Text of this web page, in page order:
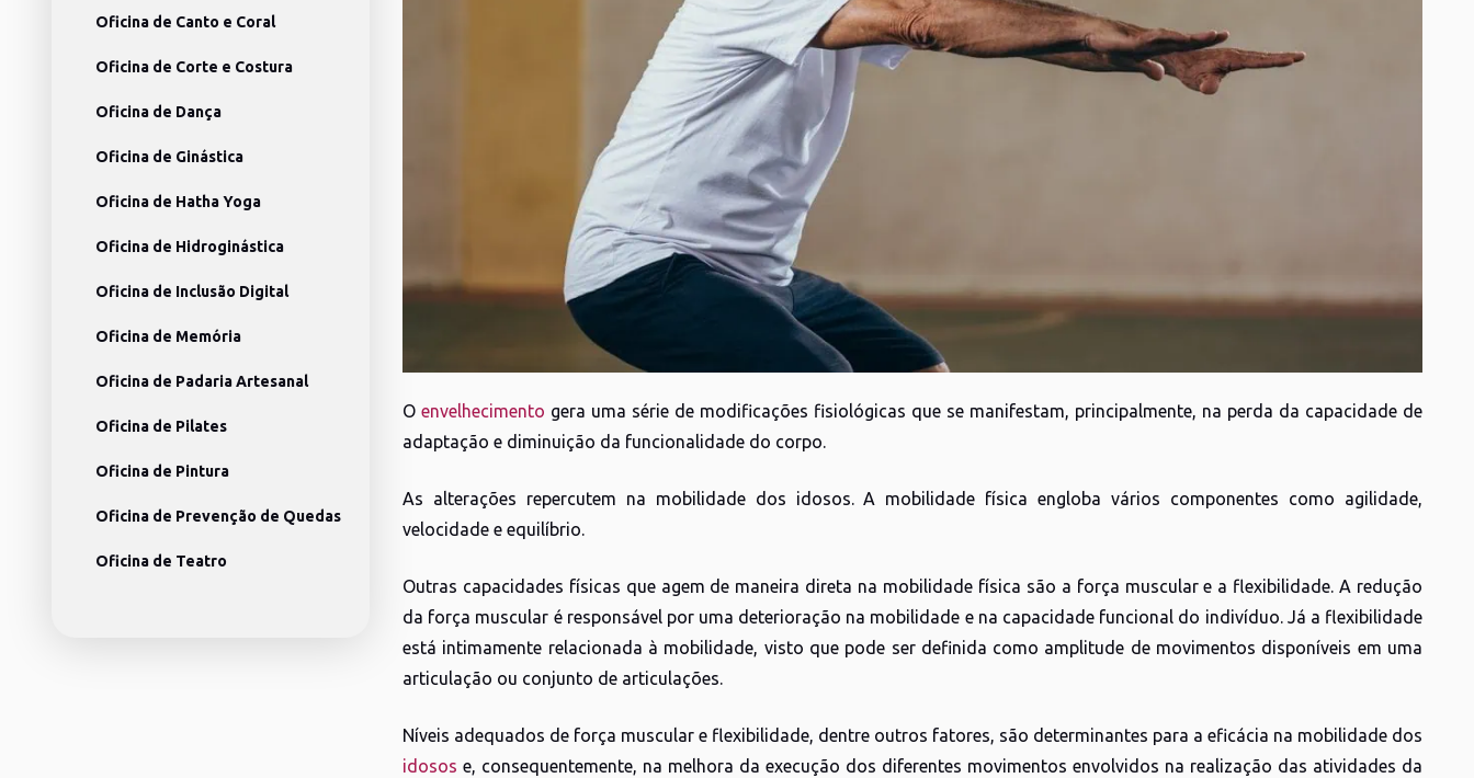
Oficina de Canto e Coral
Oficina de Corte e Costura
Oficina de Dança
Oficina de Ginástica
Oficina de Hatha Yoga
Oficina de Hidroginástica
Oficina de Inclusão Digital
Oficina de Memória
Oficina de Padaria Artesanal
Oficina de Pilates
Oficina de Pintura
Oficina de Prevenção de Quedas
Oficina de Teatro
O envelhecimento gera uma série de modificações fisiológicas que se manifestam, principalmente, na perda da capacidade de
adaptação e diminuição da funcionalidade do corpo.
As alterações repercutem na mobilidade dos idosos. A mobilidade física engloba vários componentes como agilidade,
velocidade e equilíbrio.
Outras capacidades físicas que agem de maneira direta na mobilidade física são a força muscular e a flexibilidade. A redução
da força muscular é responsável por uma deterioração na mobilidade e na capacidade funcional do indivíduo. Já a flexibilidade
está intimamente relacionada à mobilidade, visto que pode ser definida como amplitude de movimentos disponíveis em uma
articulação ou conjunto de articulações.
Níveis adequados de força muscular e flexibilidade, dentre outros fatores, são determinantes para a eficácia na mobilidade dos
idosos e, consequentemente, na melhora da execução dos diferentes movimentos envolvidos na realização das atividades da